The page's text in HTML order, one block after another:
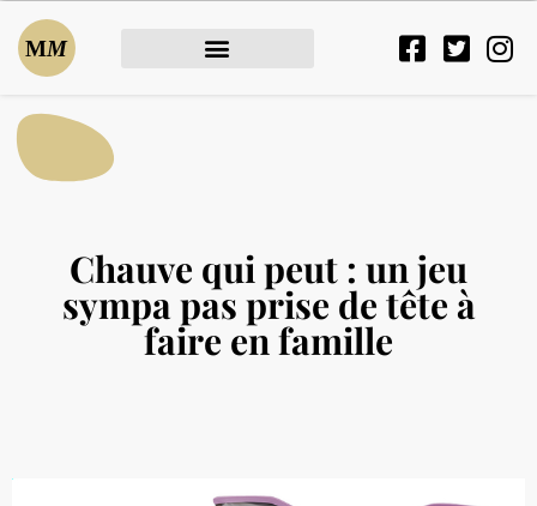
Chauve qui peut : un jeu
sympa pas prise de tête à
faire en famille